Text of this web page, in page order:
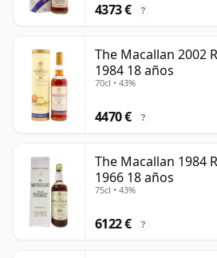
4373 € ?
The Macallan 2002
1984 18 años
70cl • 43%
4470 € ?
The Macallan 1984
1966 18 años
75cl • 43%
6122 € ?